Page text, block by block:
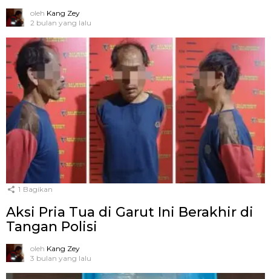
oleh Kang Zey
2 bulan yang lalu
1 Bagikan
Aksi Pria Tua di Garut Ini Berakhir di
Tangan Polisi
oleh Kang Zey
3 bulan yang lalu